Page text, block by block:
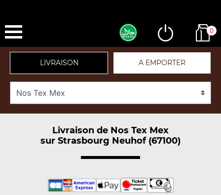
0
LIVRAISON A EMPORTER
Livraison de Nos Tex Mex
sur Strasbourg Neuhof (67100)